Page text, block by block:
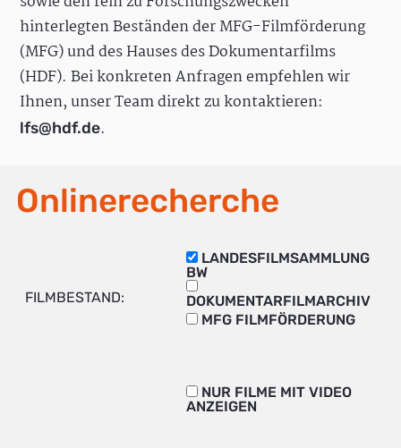
hinterlegten Beständen der MFG-Filmförderung
(MFG) und des Hauses des Dokumentarfilms
(HDF). Bei konkreten Anfragen empfehlen wir
Ihnen, unser Team direkt zu kontaktieren:
lfs@hdf.de.
Onlinerecherche
FILMBESTAND:
LANDESFILMSAMMLUNG
BW
DOKUMENTARFILMARCHIV
MFG FILMFÖRDERUNG
NUR FILME MIT VIDEO
ANZEIGEN